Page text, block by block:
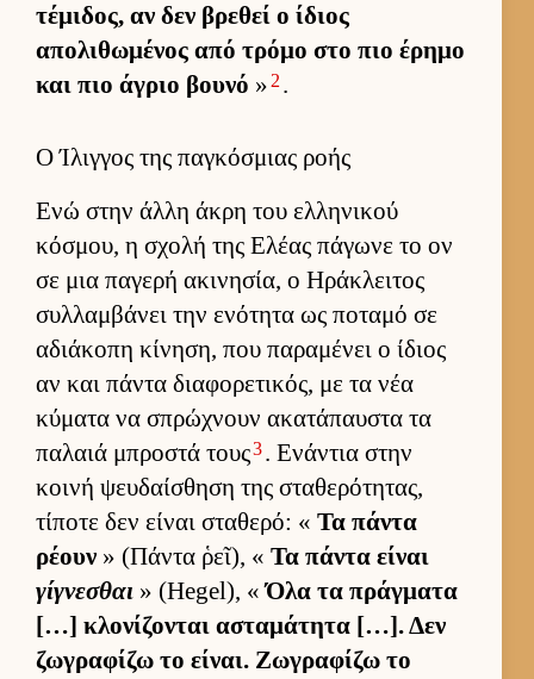
τέμιδος, αν δεν βρεθεί ο ίδιος
απολιθωμένος από τρόμο στο πιο έρημο
και πιο άγριο βουνό » 2 .
Ο Ίλιγγος της παγκόσμιας ροής
Ενώ στην άλλη άκρη του ελ­ληνικού
κόσμου, η σχολή της Ελέας πάγωνε το ον
σε μια παγερή ακινησία, ο Ηράκλει­τος
συλ­λαμ­βάνει την ενότητα ως ποταμό σε
αδιάκοπη κίνηση, που παραμένει ο ίδιος
αν και πάντα δια­φορετικός, με τα νέα
κύματα να σπρώχνουν ακατάπαυ­στα τα
παλαιά μπροστά τους3. Ενάντια στην
κοινή ψευ­δαί­σθηση της σταθερότητας,
τίποτε δεν εί­ναι σταθερό: « Τα πάντα
ρέουν » (Πάντα ῥεῖ), « Τα πάντα εί­ναι
γίγνεσθαι » (Hegel), «Όλα τα πράγ­ματα
[…] κλονίζονται ασταμάτητα […]. Δεν
ζωγραφίζω το εί­ναι. Ζωγραφίζω το